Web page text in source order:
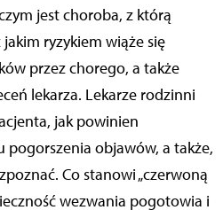
jest choroba, z którą
jakim ryzykiem wiąże się
przez chorego, a także
lekarza. Lekarze rodzinni
jak powinien
pogorszenia objawów, a także,
Co stanowi „czerwoną
wezwania pogotowia i